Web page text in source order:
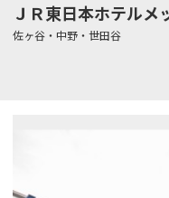
ＪＲ東日本ホテル
佐ヶ谷・中野・世田谷